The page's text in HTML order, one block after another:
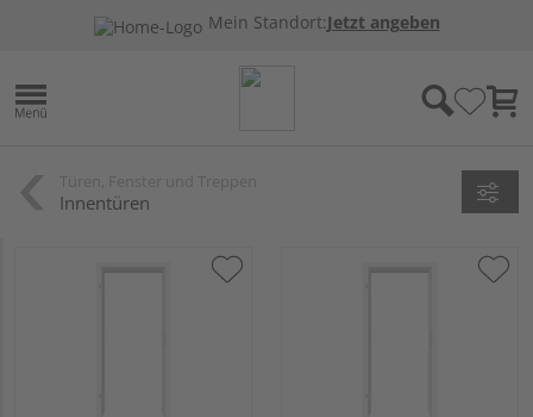
Mein Standort:Jetzt angeben
Innentüren